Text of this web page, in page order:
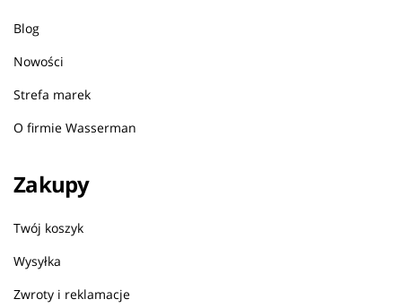
Blog
Nowości
Strefa marek
O firmie Wasserman
Zakupy
Twój koszyk
Wysyłka
Zwroty i reklamacje